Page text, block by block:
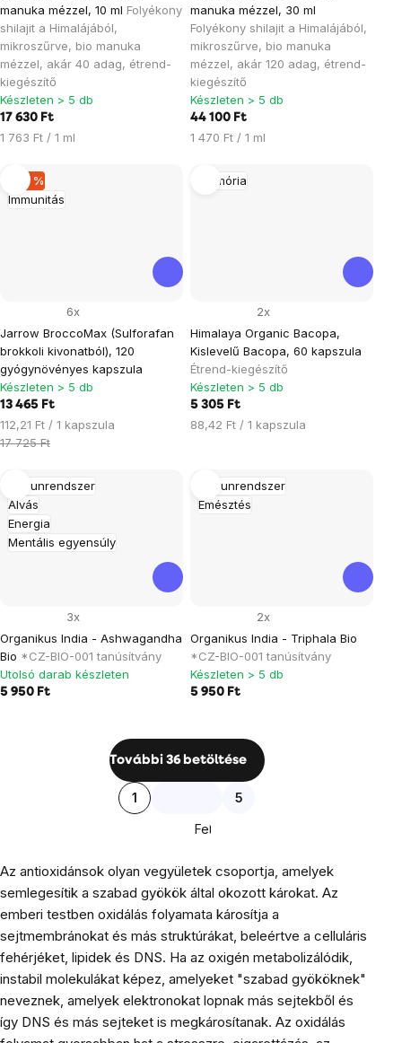
manuka mézzel, 10 ml Folyékony
shilajit a Himalájából,
mikroszűrve, bio manuka
mézzel, akár 40 adag, étrend-
kiegészítő
Készleten > 5 db
17 630 Ft
Egységár:
1 763 Ft / 1 ml
manuka mézzel, 30 ml
Folyékony shilajit a Himalájából,
mikroszűrve, bio manuka
mézzel, akár 120 adag, étrend-
kiegészítő
Készleten > 5 db
44 100 Ft
Egységár:
1 470 Ft / 1 ml
Immunitás
–24 %
Jarrow BroccoMax (Sulforafan
brokkoli kivonatból), 120
gyógynövényes kapszula
6x
Készleten > 5 db
13 465 Ft
Egységár:
112,21 Ft / 1 kapszula
17 725 Ft
Memória
Himalaya Organic Bacopa,
Kislevelű Bacopa, 60 kapszula
Étrend-kiegészítő
2x
Készleten > 5 db
5 305 Ft
Egységár:
88,42 Ft / 1 kapszula
Immunrendszer
Alvás
Energia
Mentális egyensúly
Organikus India - Ashwagandha
Bio *CZ-BIO-001 tanúsítvány
3x
Utolsó darab készleten
5 950 Ft
Immunrendszer
Emésztés
Organikus India - Triphala Bio
*CZ-BIO-001 tanúsítvány
2x
Készleten > 5 db
5 950 Ft
Listairányítás
További 36 betöltése
Lapozás
1 5
Fel
Az antioxidánsok olyan vegyületek csoportja, amelyek
semlegesítik a szabad gyökök által okozott károkat. Az
emberi testben oxidálás folyamata károsítja a
sejtmembránokat és más struktúrákat, beleértve a celluláris
fehérjéket, lipidek és DNS. Ha az oxigén metabolizálódik,
instabil molekulákat képez, amelyeket "szabad gyököknek"
neveznek, amelyek elektronokat lopnak más sejtekből és
így DNS és más sejteket is megkárosítanak. Az oxidálás